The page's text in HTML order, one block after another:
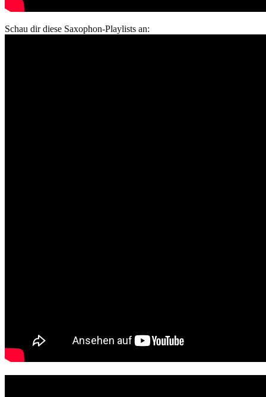
Schau dir diese Saxophon-Playlists an: